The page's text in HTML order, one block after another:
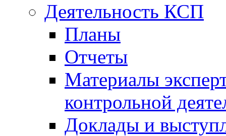
Деятельность КСП
Планы
Отчеты
Материалы
контрольной
Доклады и